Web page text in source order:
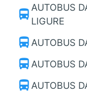
directions_bus AUTOBUS
LIGURE
directions_bus AUTOBUS
directions_bus AUTOBUS
directions_bus AUTOBUS